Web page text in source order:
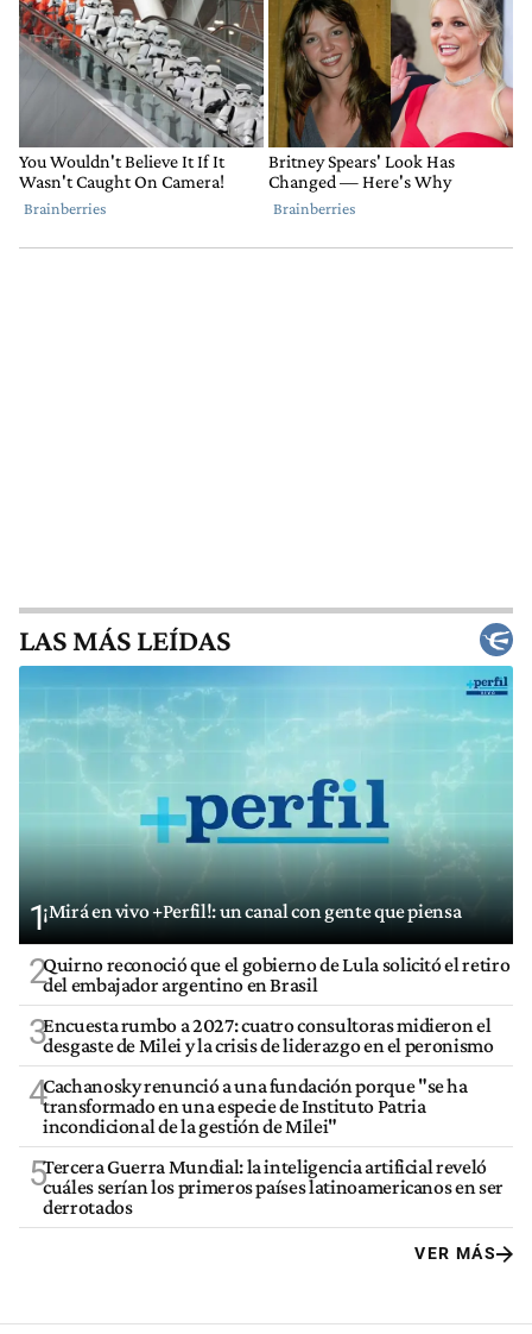
LAS MÁS LEÍDAS
1¡Mirá en vivo +Perfil!: un canal con gente que piensa
2Quirno reconoció que el gobierno de Lula solicitó el retiro
del embajador argentino en Brasil
3Encuesta rumbo a 2027: cuatro consultoras midieron el
desgaste de Milei y la crisis de liderazgo en el peronismo
4Cachanosky renunció a una fundación porque "se ha
transformado en una especie de Instituto Patria
incondicional de la gestión de Milei"
5Tercera Guerra Mundial: la inteligencia artificial reveló
cuáles serían los primeros países latinoamericanos en ser
derrotados
VER MÁS